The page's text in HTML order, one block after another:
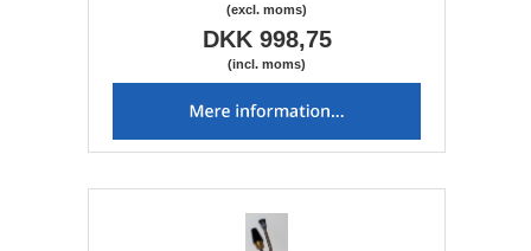
(excl. moms)
DKK 998,75
(incl. moms)